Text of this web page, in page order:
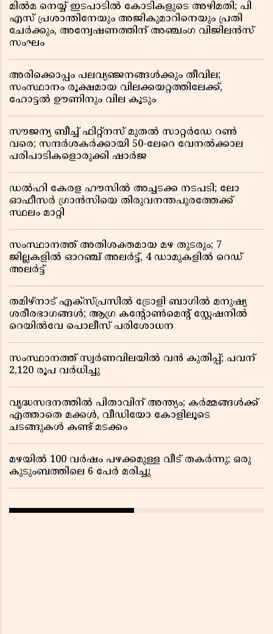
മിൽമ നെയ്യ് ഇടപാടിൽ കോടികളുടെ അഴിമതി; പി
എസ് പ്രശാന്തിനേയും അജികുമാറിനെയും പ്രതി
ചേർക്കും, അന്വേഷണത്തിന് അഞ്ചംഗ വിജിലൻസ്
സംഘം
അരിക്കൊപ്പം പലവ്യഞ്ജനങ്ങൾക്കും തീവില;
സംസ്ഥാനം രൂക്ഷമായ വിലക്കയറ്റത്തിലേക്ക്,
ഹോട്ടൽ ഊണിനും വില കൂടും
സൗജന്യ ബീച്ച് ഫിറ്റ്നസ് മുതൽ സാറ്റർഡേ റൺ
വരെ; സന്ദർശകർക്കായി 50-ലേറെ വേനൽക്കാല
പരിപാടികളൊരുക്കി ഷാർജ
ഡൽഹി കേരള ഹൗസിൽ അച്ചടക്ക നടപടി; ലോ
ഓഫീസർ ഗ്രാൻസിയെ തിരുവനന്തപുരത്തേക്ക്
സ്ഥലം മാറ്റി
സംസ്ഥാനത്ത് അതിശക്തമായ മഴ തുടരും; 7
ജില്ലകളിൽ ഓറഞ്ച് അലർട്ട്, 4 ഡാമുകളിൽ റെഡ്
അലർട്ട്
തമിഴ്‌നാട് എക്സ്പ്രസിൽ ട്രോളി ബാഗിൽ മനുഷ്യ
ശരീരഭാഗങ്ങൾ; ആഗ്ര കൻ്റോൺമെൻ്റ് സ്റ്റേഷനിൽ
റെയിൽവേ പൊലീസ് പരിശോധന
സംസ്ഥാനത്ത് സ്വര്‍ണവിലയില്‍ വന്‍ കുതിപ്പ്; പവന്
2,120 രൂപ വര്‍ധിച്ചു
വൃദ്ധസദനത്തിൽ പിതാവിന് അന്ത്യം; കർമ്മങ്ങൾക്ക്
എത്താതെ മക്കൾ, വീഡിയോ കോളിലൂടെ
ചടങ്ങുകൾ കണ്ട് മടക്കം
മഴയിൽ 100 വർഷം പഴക്കമുള്ള വീട് തകർന്നു; ഒരു
കുടുംബത്തിലെ 6 പേർ മരിച്ചു